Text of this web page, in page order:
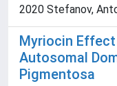
2020 Stefanov,
Myriocin Effect
Autosomal
Pigmentosa